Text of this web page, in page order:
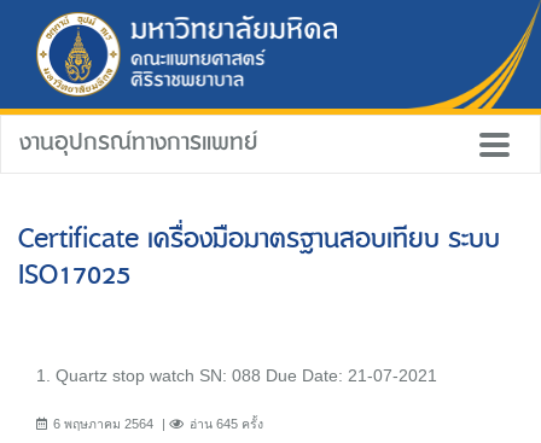
งานอุปกรณ์ทางการแพทย์
Certificate เครื่องมือมาตรฐานสอบเทียบ ระบบ
ISO17025
1. Quartz stop watch SN: 088 Due Date: 21-07-2021
6 พฤษภาคม 2564 อ่าน 645 ครั้ง